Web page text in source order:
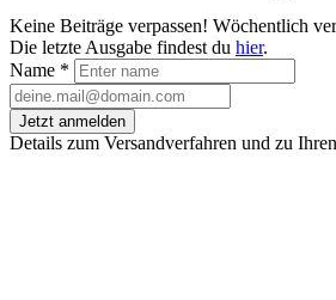
Keine Beiträge verpassen! Wöchentlich
Die letzte Ausgabe findest du hier.
Name *
Jetzt anmelden
Details zum Versandverfahren und zu